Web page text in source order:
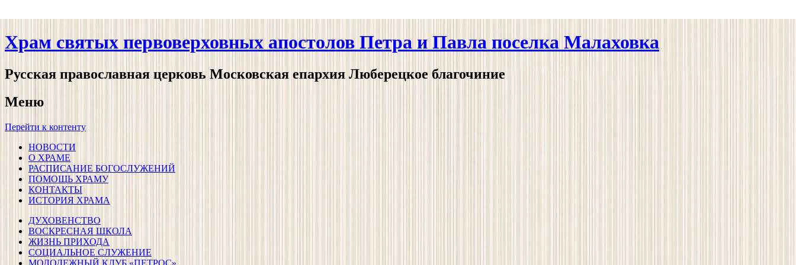
Храм святых первоверховных апостолов Петра и Павла поселка Малаховка
Русская православная церковь Московская епархия Люберецкое благочиние
Меню
Перейти к контенту
НОВОСТИ
О ХРАМЕ
РАСПИСАНИЕ БОГОСЛУЖЕНИЙ
ПОМОЩЬ ХРАМУ
КОНТАКТЫ
ИСТОРИЯ ХРАМА
ДУХОВЕНСТВО
ВОСКРЕСНАЯ ШКОЛА
ЖИЗНЬ ПРИХОДА
СОЦИАЛЬНОЕ СЛУЖЕНИЕ
МОЛОДЕЖНЫЙ КЛУБ «ПЕТРОС»